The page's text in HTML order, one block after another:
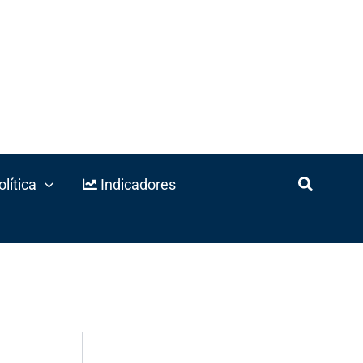
Indicadores